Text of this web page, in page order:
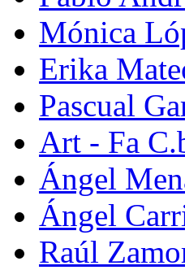
Mónica
Erika
Pascual
Art - Fa
Ángel
Ángel
Raúl